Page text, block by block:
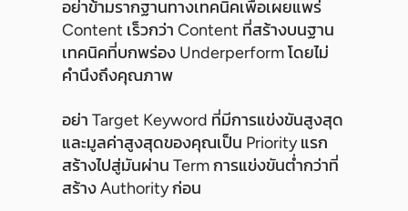
อย่าข้ามรากฐานทางเทคนิคเพื่อเผยแพร่
Content เร็วกว่า Content ที่สร้างบนฐาน
เทคนิคที่บกพร่อง Underperform โดยไม่
คำนึงถึงคุณภาพ
อย่า Target Keyword ที่มีการแข่งขันสูงสุด
และมูลค่าสูงสุดของคุณเป็น Priority แรก
สร้างไปสู่มันผ่าน Term การแข่งขันต่ำกว่าที่
สร้าง Authority ก่อน